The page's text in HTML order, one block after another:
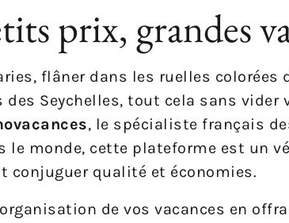
prix, grandes
flâner dans les ruelles colorées
Seychelles, tout cela sans vider
, le spécialiste français
le monde, cette plateforme est un
conjuguer qualité et économies.
de vos vacances en